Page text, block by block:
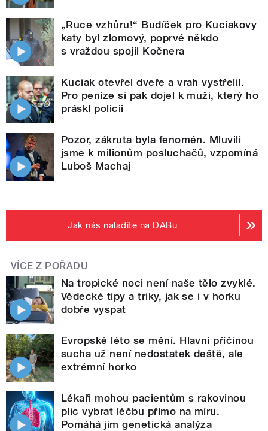
„Ruce vzhůru!“ Budíček pro Kuciakovy
katy byl zlomový, poprvé někdo
s vraždou spojil Kočnera
Kuciak otevřel dveře a vrah vystřelil.
Pro peníze si pak dojel k muži, který ho
práskl policii
Pozor, zákruta byla fenomén. Mluvili
jsme k milionům posluchačů, vzpomíná
Luboš Machaj
Jak nás naladíte na DABu
VÍCE Z POŘADU
Na tropické noci není naše tělo zvyklé.
Vědecké tipy a triky, jak se i v horku
dobře vyspat
Evropské léto se mění. Hlavní příčinou
sucha už není nedostatek deště, ale
extrémní horko
Lékaři mohou pacientům s rakovinou
plic vybrat léčbu přímo na míru.
Pomáhá jim genetická analýza